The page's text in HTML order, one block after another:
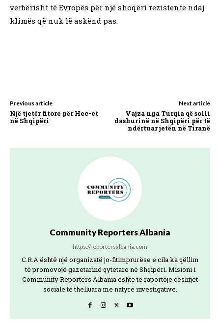
verbërisht të Evropës për një shoqëri rezistente ndaj
klimës që nuk lë askënd pas.
Previous article
Një tjetër fitore për Hec-et
në Shqipëri
Next article
Vajza nga Turqia që solli
dashurinë në Shqipëri për të
ndërtuar jetën në Tiranë
Community Reporters Albania
https://reportersalbania.com
C.R.A është një organizatë jo-fitimprurëse e cila ka qëllim
të promovojë gazetarinë qytetare në Shqipëri. Misioni i
Community Reporters Albania është të raportojë çështjet
sociale të thelluara me natyrë investigative.